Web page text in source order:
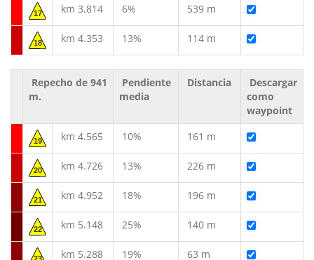
17 km 3.814 6% 539 m
18 km 4.353 13% 114 m
Repecho de 941
m.
Pendiente
media
Distancia
Descargar
como
waypoint
19 km 4.565 10% 161 m
20 km 4.726 13% 226 m
21 km 4.952 18% 196 m
22 km 5.148 25% 140 m
km 5.288 19% 63 m